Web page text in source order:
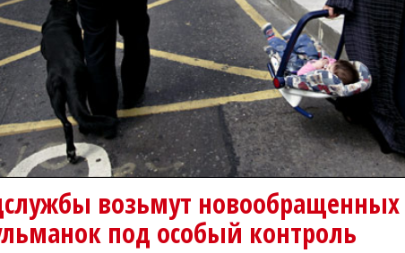
возьмут новообращенных
под особый контроль